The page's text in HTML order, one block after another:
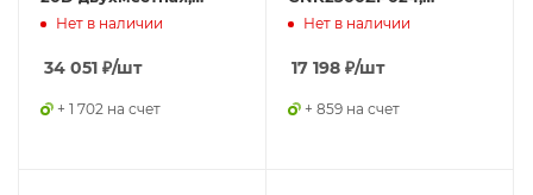
зеленый
Нет в наличии
34 051 ₽/шт
+ 1 702 на счет
двухместная, Vinyl
Нет в наличии
17 198 ₽/шт
+ 859 на счет